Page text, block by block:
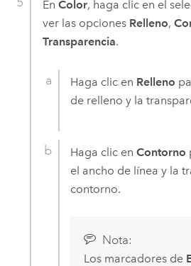
En Color, haga clic en el
ver las opciones Relleno,
Transparencia.
Haga clic en Relleno
de relleno y la
Haga clic enContorno
el ancho de línea y la
contorno.
Nota:
Los marcadores de